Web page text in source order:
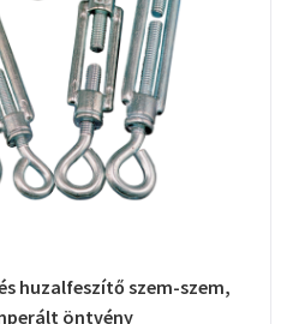
huzalfeszítő szem-szem,
öntvény